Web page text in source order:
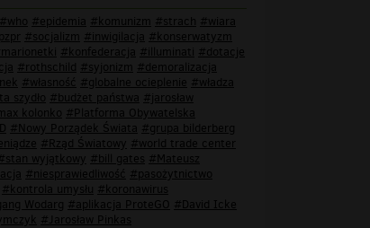
#who #epidemia #komunizm #strach #wiara
#socjalizm #inwigilacja #konserwatyzm
#konfederacja #illuminati #dotacje
#rothschild #syjonizm #demoralizacja
#własność #globalne ocieplenie #władza
szydło #budżet państwa #jarosław
kolonko #Platforma Obywatelska
#Nowy Porządek Świata #grupa bilderberg
#Rząd Światowy #world trade center
wyjątkowy #bill gates #Mateusz
#niesprawiedliwość #pasożytnictwo
#kontrola umysłu #koronawirus
Wodarg #aplikacja ProteGO #David Icke
#Jarosław Pinkas